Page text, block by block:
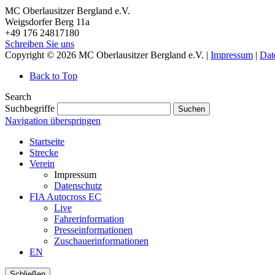
MC Oberlausitzer Bergland e.V.
Weigsdorfer Berg 11a
+49 176 24817180
Schreiben Sie uns
Copyright © 2026 MC Oberlausitzer Bergland e.V. | Impressum |
Back to Top
Search
Suchbegriffe
Suchen
Navigation überspringen
Startseite
Strecke
Verein
Impressum
Datenschutz
FIA Autocross EC
Live
Fahrerinformation
Presseinformationen
Zuschauerinformationen
EN